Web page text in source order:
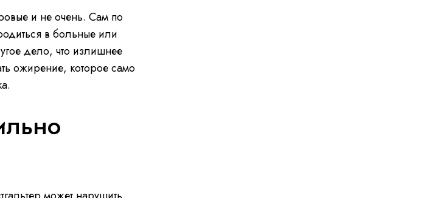
и не очень. Сам по
в больные или
дело, что излишнее
ожирение, которое само